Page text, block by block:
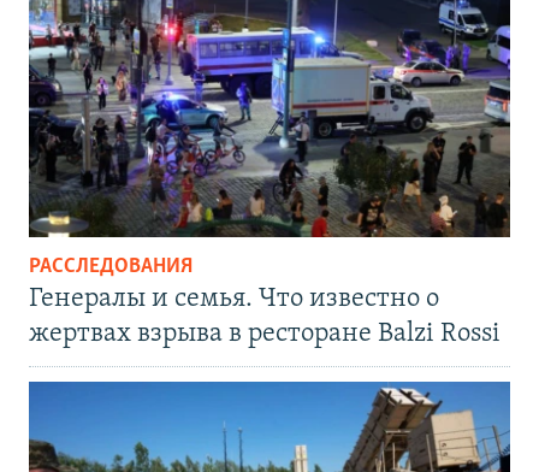
РАССЛЕДОВАНИЯ
Генералы и семья. Что известно о
жертвах взрыва в ресторане Balzi Rossi